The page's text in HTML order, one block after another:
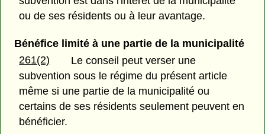
ou de ses résidents ou à leur avantage.
Bénéfice limité à une partie de la municipalité
261(2)
Le conseil peut verser une
subvention sous le régime du présent article
même si une partie de la municipalité ou
certains de ses résidents seulement peuvent en
bénéficier.